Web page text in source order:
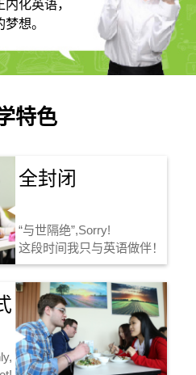
化英语，
想。
特色
全封闭
“与世隔绝”,Sorry!
这段时间我只与英语做伴！